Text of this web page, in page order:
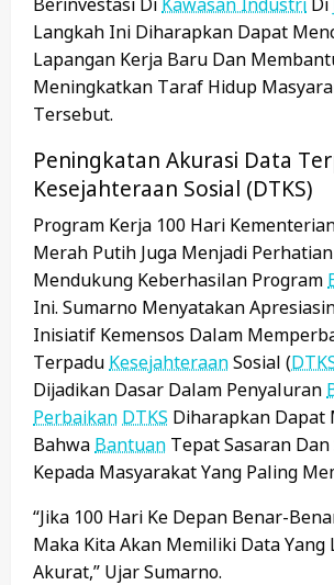
Langkah Ini Diharapkan Dapat
Lapangan Kerja Baru Dan
Meningkatkan Taraf Hidup
Tersebut.
Peningkatan Akurasi Data
Kesejahteraan Sosial (DTKS)
Program Kerja 100 Hari
Merah Putih Juga Menjadi
Mendukung Keberhasilan Program
Ini. Sumarno Menyatakan
Inisiatif Kemensos Dalam
Terpadu KesejahteraanSosial (
Dijadikan Dasar Dalam Penyaluran
Perbaikan DTKS Diharapkan Dapat
Bahwa Bantuan Tepat Sasaran Dan
Kepada Masyarakat Yang Paling
“Jika 100 Hari Ke Depan Benar-
Maka Kita Akan Memiliki Data Yang
Akurat,” Ujar Sumarno.